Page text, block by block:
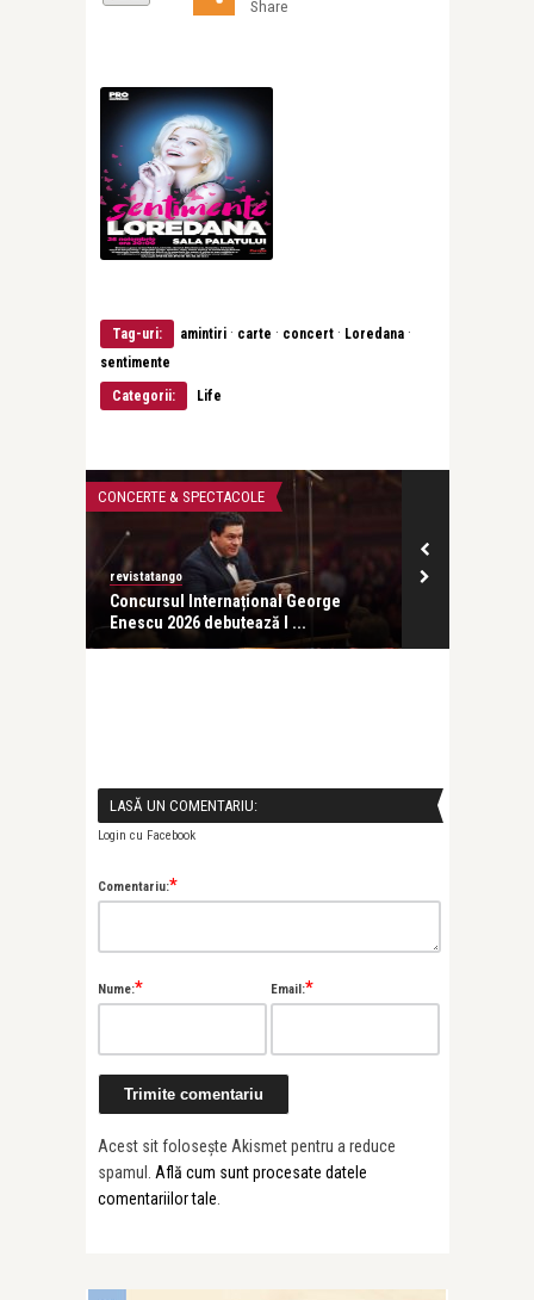
Share
Tag-uri: amintiri · carte · concert · Loredana ·
sentimente
Categorii:
Life
CONCERTE & SPECTACOLE
revistatango
Concursul Internațional George
Enescu 2026 debutează l ...
LASĂ UN COMENTARIU:
Login cu Facebook
Comentariu:*
Nume:* Email:*
Acest sit folosește Akismet pentru a reduce
spamul. Află cum sunt procesate datele
comentariilor tale